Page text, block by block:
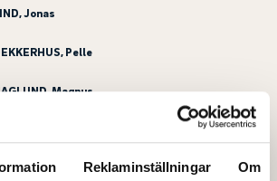
Reklaminställningar Om
Jonas
Pelle
Magnus
Sonny